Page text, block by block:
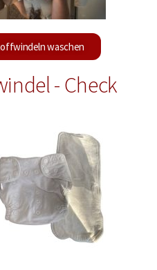
waschen
- Check